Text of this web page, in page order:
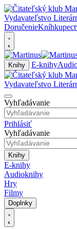
Doručenie
Knihy E-knihy
Vyhľadávanie
Prihlásiť
Vyhľadávanie
Knihy
E-knihy
Audioknihy
Hry
Filmy
Doplnky